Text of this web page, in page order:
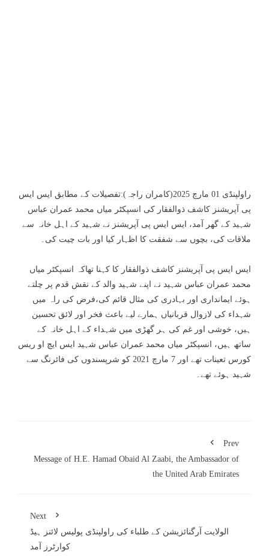
راولپنڈی 01 مارچ 2025(کامران راجہ):تفصیلات کے مطابق ایس ایس
پی آپریشنز کاشف ذوالفقار کی انسپکٹر میاں محمد عمران عباس
شہید کے گھر آمد، ایس ایس پی آپریشنز نے شہید کے اہل خانہ سے
ملاقات کی، بچوں سے شفقت کا اظہار کیا اور بات چیت کی۔
ایس ایس پی آپریشنز کاشف ذوالفقار کا کہنا تھاکہ انسپکٹر میاں
محمد عمران عباس شہید نے اپنے شہید والد کے نقش قدم پر چلتے
ہوئے ایمانداری اور بہادری کی مثال قائم کی،فرض کی راہ میں
شہداء کی لازوال قربانیاں ہمارے لیے باعث فخر اور لائق تحسین
ہیں، خوشی اور غم کی ہر گھڑی میں شہداء کے اہل خانہ کے
ساتھ ہیں، انسپکٹر میاں محمد عمران عباس شہید ایس ایچ او ریس
کورس تعینات تھے اور 7 مارچ 2021 کو شرپسندوں کی فائرنگ سے
شہید ہوئے تھے۔
Prev
Message of H.E. Hamad Obaid Al Zaabi, the Ambassador of
the United Arab Emirates
Next
الولایت آرگنائزیشن کے طلباء کی راولپنڈی پولیس لائنز ہیڈ
کوارٹرز آمد